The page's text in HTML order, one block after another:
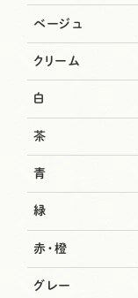
ベージュ
クリーム
白
茶
青
緑
赤・橙
グレー